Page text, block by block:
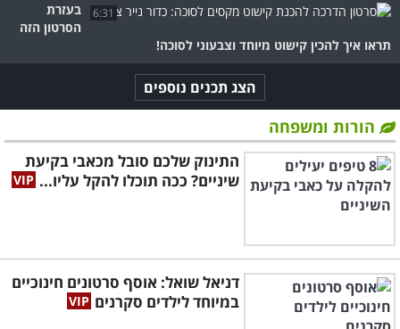
6:31
בעזרת
הסרטון הזה
תראו איך להכין קישוט מיוחד וצבעוני לסוכה!
הצג תכנים נוספים
הורות ומשפחה
התינוק שלכם סובל מכאבי בקיעת
שיניים? ככה תוכלו להקל עליו...
דניאל שואל: אוסף סרטונים חינוכיים
במיוחד לילדים סקרנים